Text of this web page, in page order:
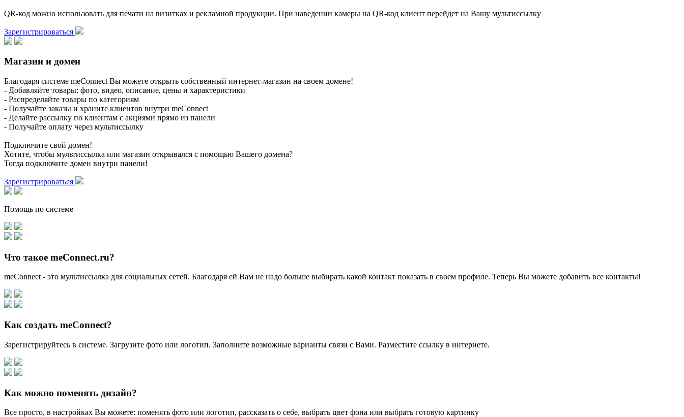
QR-код можно использовать для печати на визитках и рекламной продукции. При наведении камеры на QR-код клиент перейдет на Вашу мультиссылку
Зарегистрироваться
Магазин и домен
Благодаря системе meConnect Вы можете открыть собственный интернет-магазин на своем домене!
- Добавляйте товары: фото, видео, описание, цены и характеристики
- Распределяйте товары по категориям
- Получайте заказы и храните клиентов внутри meConnect
- Делайте рассылку по клиентам с акциями прямо из панели
- Получайте оплату через мультиссылку
Подключите свой домен!
Хотите, чтобы мультиссылка или магазин открывался с помощью Вашего домена?
Тогда подключите домен внутри панели!
Зарегистрироваться
Помощь по системе
Что такое meConnect.ru?
meConnect - это мультиссылка для социальных сетей. Благодаря ей Вам не надо больше выбирать какой контакт показать в своем профиле. Теперь Вы можете добавить все контакты!
Как создать meConnect?
Зарегистрируйтесь в системе. Загрузите фото или логотип. Заполните возможные варианты связи с Вами. Разместите ссылку в интернете.
Как можно поменять дизайн?
Все просто, в настройках Вы можете: поменять фото или логотип, рассказать о себе, выбрать цвет фона или выбрать готовую картинку